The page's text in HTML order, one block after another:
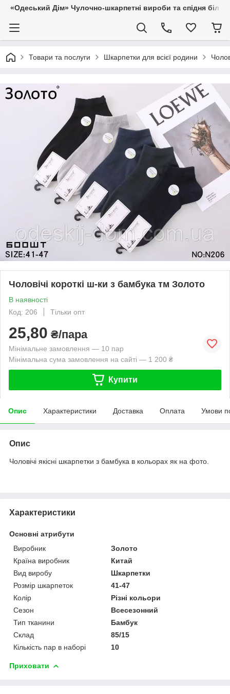
«Одеський Дім» Чулочно-шкарпетні вироби та спідня
Товари та послуги Шкарпетки для всієї родини
Чоловічі короткі ш-ки з бамбука тм Золото
В наявності
Код: 206
Тільки опт
25,80 ₴/пара
Мінімальне замовлення — 10 пар
Мінімальна сума замовлення на сайті — 1 200 ₴
Купити
Опис Характеристики Доставка Оплата Умови
Опис
Чоловічі якісні шкарпетки з бамбука в кольорах як на фото.
Характеристики
Основні атрибути
Виробник
Золото
Країна виробник
Китай
Вид виробу
Шкарпетки
Розмір шкарпеток
41-47
Колір
Різні кольори
Сезон
Всесезонний
Тип тканини
Бамбук
Склад
85/15
Кількість пар в наборі
10
Приховати